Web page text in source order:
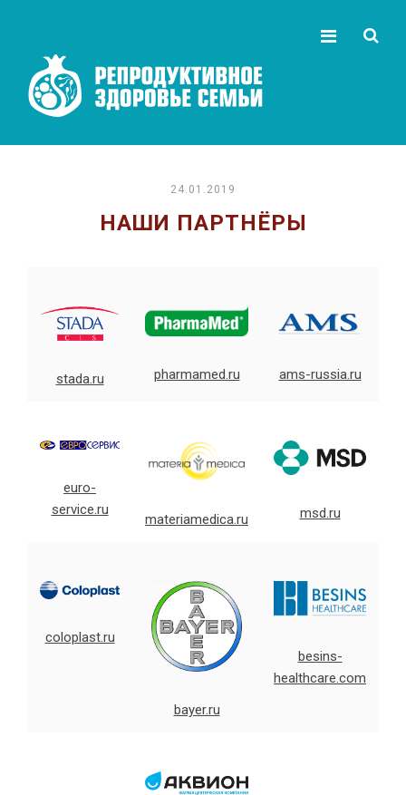
24.01.2019
НАШИ ПАРТНЁРЫ
stada.ru pharmamed.ru ams-russia.ru
euro-
service.ru
materiamedica.ru msd.ru
coloplast.ru
bayer.ru
besins-
healthcare.com